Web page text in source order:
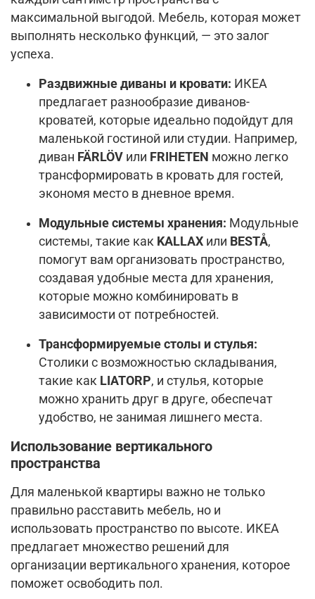
максимальной выгодой. Мебель, которая может
выполнять несколько функций, — это залог
успеха.
Раздвижные диваны и кровати: ИКЕА
предлагает разнообразие диванов-
кроватей, которые идеально подойдут для
маленькой гостиной или студии. Например,
диван FÄRLÖV или FRIHETEN можно легко
трансформировать в кровать для гостей,
экономя место в дневное время.
Модульные системы хранения: Модульные
системы, такие как KALLAX или BESTÅ,
помогут вам организовать пространство,
создавая удобные места для хранения,
которые можно комбинировать в
зависимости от потребностей.
Трансформируемые столы и стулья:
Столики с возможностью складывания,
такие как LIATORP, и стулья, которые
можно хранить друг в друге, обеспечат
удобство, не занимая лишнего места.
Использование вертикального
пространства
Для маленькой квартиры важно не только
правильно расставить мебель, но и
использовать пространство по высоте. ИКЕА
предлагает множество решений для
организации вертикального хранения, которое
поможет освободить пол.